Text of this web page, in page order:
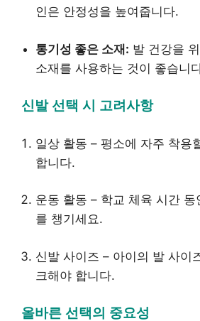
인은 안정성을 높여줍니다.
통기성 좋은 소재: 발 건강을
소재를 사용하는 것이 좋습니
신발 선택 시 고려사항
일상 활동 – 평소에 자주 착용
합니다.
운동 활동 – 학교 체육 시간
를 챙기세요.
신발 사이즈 – 아이의 발 사이
크해야 합니다.
올바른 선택의 중요성